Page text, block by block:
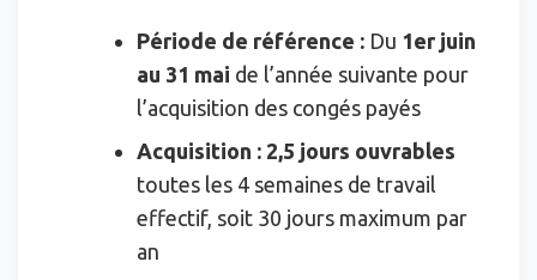
Période de référence : Du 1er juin
au 31 mai de l’année suivante pour
l’acquisition des congés payés
Acquisition : 2,5 jours ouvrables
toutes les 4 semaines de travail
effectif, soit 30 jours maximum par
an